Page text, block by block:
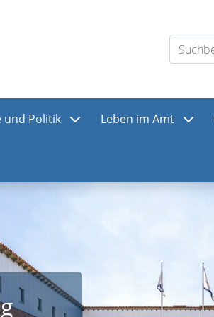
und Politik Leben im Amt